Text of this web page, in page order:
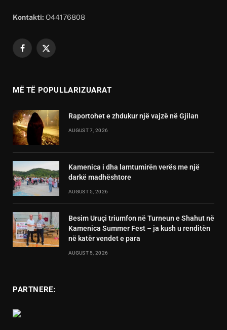
Kontakti: O44176808
Facebook
X
MË TË POPULLARIZUARAT
Raportohet e zhdukur një vajzë në Gjilan
AUGUST 7, 2026
Kamenica i dha lamtumirën verës me një
darkë madhështore
AUGUST 5, 2026
Besim Uruçi triumfon në Turneun e Shahut në
Kamenica Summer Fest – ja kush u renditën
në katër vendet e para
AUGUST 5, 2026
PARTNERE: